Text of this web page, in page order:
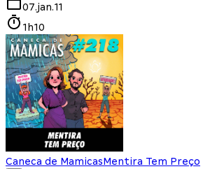
07.jan.11
1h10
Caneca de MamicasMentira Tem Preço